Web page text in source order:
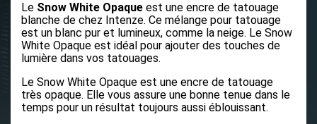
Le Snow White Opaque est une encre de tatouage
blanche de chez Intenze. Ce mélange pour tatouage
est un blanc pur et lumineux, comme la neige. Le Snow
White Opaque est idéal pour ajouter des touches de
lumière dans vos tatouages.
Le Snow White Opaque est une encre de tatouage
très opaque. Elle vous assure une bonne tenue dans le
temps pour un résultat toujours aussi éblouissant.